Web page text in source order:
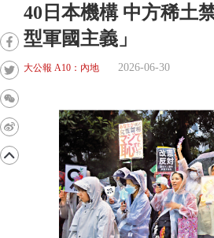
40日本機構 中方稀土
型軍國主義」
大公報 A10：內地 2026-06-30